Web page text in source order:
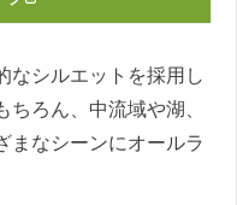
なシルエットを採用し
ろん、中流域や湖、
まなシーンにオールラ